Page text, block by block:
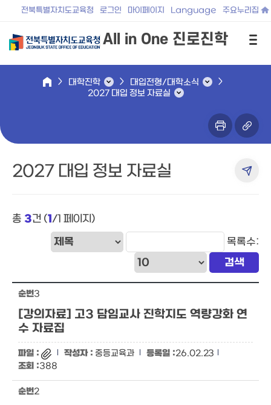
전북특별자치도교육청 로그인 마이페이지 Language 주요누리집
All in One 진로진학
대학진학
대입전형/대학소식
2027 대입 정보 자료실
2027 대입 정보 자료실
총 3건 (1/1 페이지)
목록수:
3
[강의자료] 고3 담임교사 진학지도 역량강화 연
수 자료집
중등교육과
26.02.23
388
2